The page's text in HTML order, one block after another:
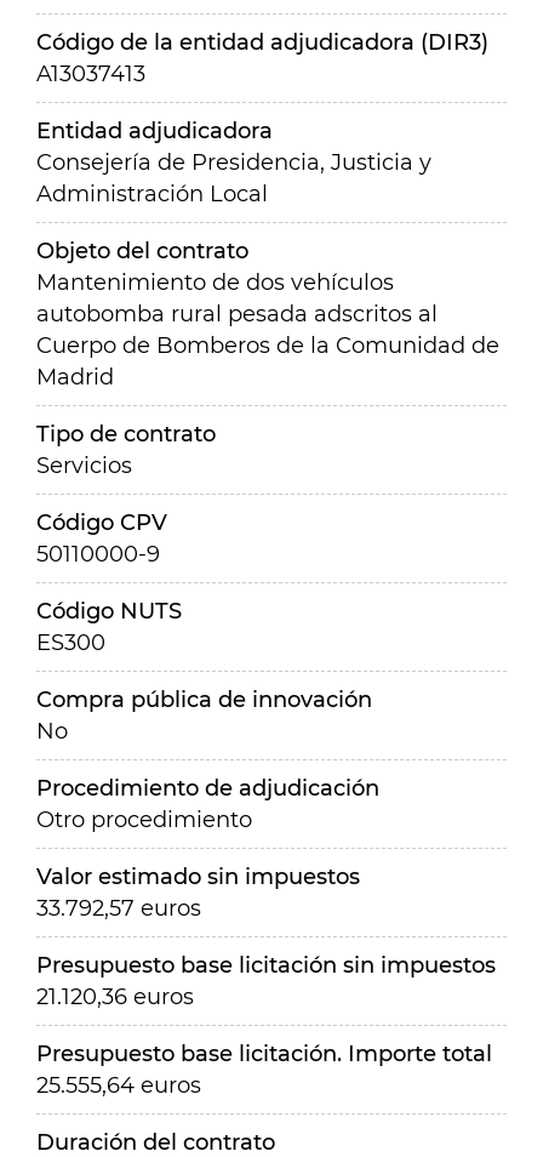
Código de la entidad adjudicadora (DIR3)
A13037413
Entidad adjudicadora
Consejería de Presidencia, Justicia y
Administración Local
Objeto del contrato
Mantenimiento de dos vehículos
autobomba rural pesada adscritos al
Cuerpo de Bomberos de la Comunidad de
Madrid
Tipo de contrato
Servicios
Código CPV
50110000-9
Código NUTS
ES300
Compra pública de innovación
No
Procedimiento de adjudicación
Otro procedimiento
Valor estimado sin impuestos
33.792,57 euros
Presupuesto base licitación sin impuestos
21.120,36 euros
Presupuesto base licitación. Importe total
25.555,64 euros
Duración del contrato